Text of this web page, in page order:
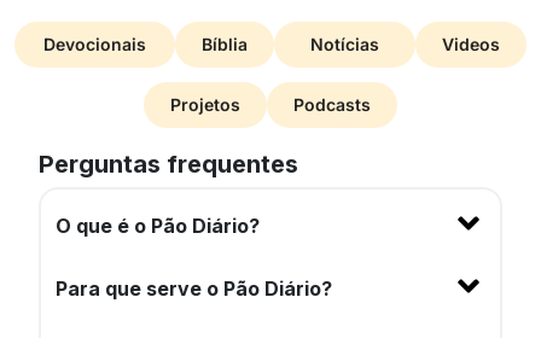
Devocionais Bíblia Notícias Videos
Projetos Podcasts
Perguntas frequentes
O que é o Pão Diário?
Para que serve o Pão Diário?